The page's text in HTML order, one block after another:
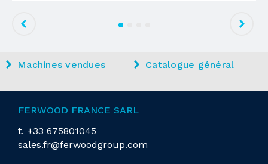
Pompe à vide
Groupe
Machines vendues Catalogue général
FERWOOD FRANCE SARL
t. +33 675801045
sales.fr@ferwoodgroup.com